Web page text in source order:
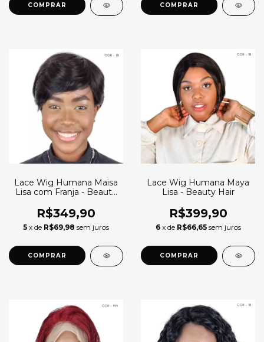
COMPRAR
Lace Wig Humana Maisa
Lisa com Franja - Beauty
R$349,90
5 x de R$69,98 sem juros
COMPRAR
Lace Wig Humana Maya
Lisa - Beauty Hair
R$399,90
6 x de R$66,65 sem juros
COMPRAR